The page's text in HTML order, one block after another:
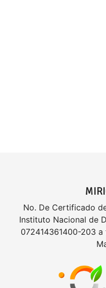
No. De Certificado
Instituto Nacional de
072414361400-203